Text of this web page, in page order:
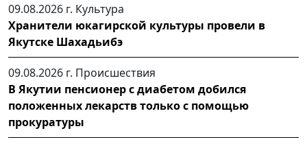
09.08.2026 г. Культура
Хранители юкагирской культуры провели в
Якутске Шахадьибэ
09.08.2026 г. Происшествия
В Якутии пенсионер с диабетом добился
положенных лекарств только с помощью
прокуратуры